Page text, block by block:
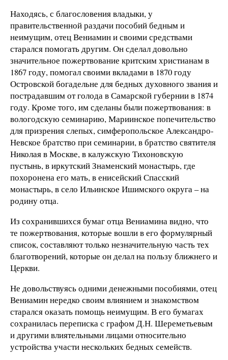
Находясь, с благословения владыки, у
правительственной раздачи пособий бедным и
неимущим, отец Вениамин и своими средствами
старался помогать другим. Он сделал довольно
значительное пожертвование критским христианам в
1867 году, помогал своими вкладами в 1870 году
Островской богадельне для бедных духовного звания и
пострадавшим от голода в Самарской губернии в 1874
году. Кроме того, им сделаны были пожертвования: в
вологодскую семинарию, Мариинское попечительство
для призрения слепых, симферопольское Александро-
Невское братство при семинарии, в братство святителя
Николая в Москве, в калужскую Тихоновскую
пустынь, в иркутский Знаменский монастырь, где
похоронена его мать, в енисейский Спасский
монастырь, в село Ильинское Ишимского округа – на
родину отца.
Из сохранившихся бумаг отца Вениамина видно, что
те пожертвования, которые вошли в его формулярный
список, составляют только незначительную часть тех
благотворений, которые он делал на пользу ближнего и
Церкви.
Не довольствуясь одними денежными пособиями, отец
Вениамин нередко своим влиянием и знакомством
старался оказать помощь неимущим. В его бумагах
сохранилась переписка с графом Д.Н. Шереметьевым
и другими влиятельными лицами относительно
устройства участи нескольких бедных семейств.